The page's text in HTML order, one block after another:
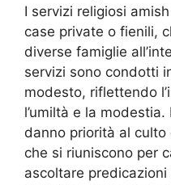
I servizi religiosi
case private o fienili,
diverse famiglie
servizi sono condotti
modesto, riflettendo
l’umiltà e la
danno priorità al
che si riuniscono per
ascoltare